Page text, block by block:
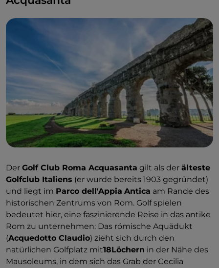
Der Golf Club Roma Acquasanta gilt als der älteste
Golfclub Italiens (er wurde bereits 1903 gegründet)
und liegt im Parco dell'Appia Antica am Rande des
historischen Zentrums von Rom. Golf spielen
bedeutet hier, eine faszinierende Reise in das antike
Rom zu unternehmen: Das römische Aquädukt
(Acquedotto Claudio) zieht sich durch den
natürlichen Golfplatz mit18Löchern in der Nähe des
Mausoleums, in dem sich das Grab der Cecilia